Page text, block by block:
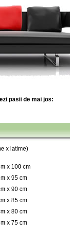
pasii de mai jos:
x latime)
x 100 cm
x 95 cm
x 90 cm
x 85 cm
x 80 cm
x 75 cm